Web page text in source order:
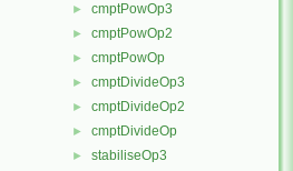
► cmptPowOp3
► cmptPowOp2
► cmptPowOp
► cmptDivideOp3
► cmptDivideOp2
► cmptDivideOp
► stabiliseOp3